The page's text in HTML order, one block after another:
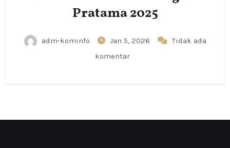
Pratama 2025
adm-kominfo Jan 5, 2026
Tidak ada
komentar